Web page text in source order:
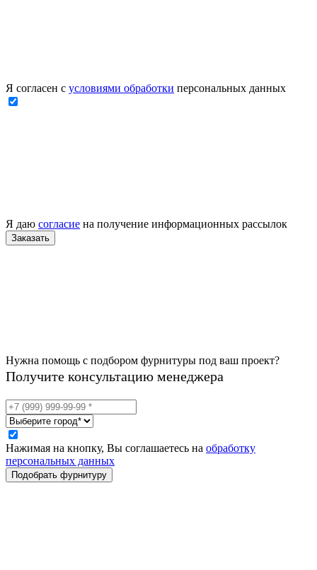
Я согласен с условиями обработки персональных данных
Я даю согласие на получение информационных рассылок
Нужна помощь с подбором фурнитуры под ваш проект?
Получите консультацию менеджера
Нажимая на кнопку, Вы соглашаетесь на обработку
персональных данных